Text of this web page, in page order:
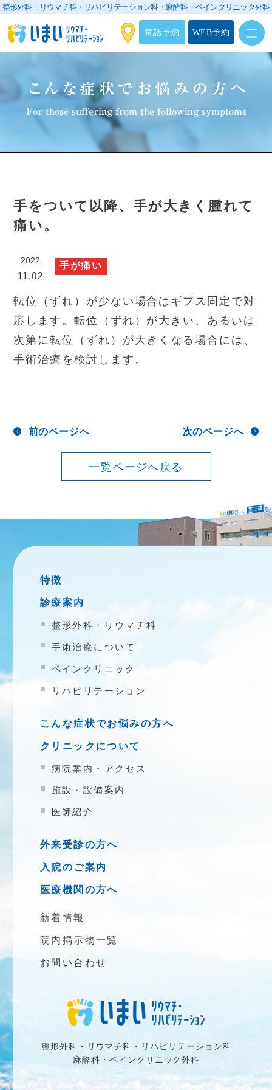
整形外科・リウマチ科・リハビリテーション科・ 麻酔科・ペインクリニック外科
電話予約 WEB予約
こんな症状でお悩みの方へ
For those suffering from the following symptoms
手をついて以降、手が大きく腫れて
痛い。
2022
11.02
手が痛い
転位（ずれ）が少ない場合はギプス固定で対
応します。転位（ずれ）が大きい、あるいは
次第に転位（ずれ）が大きくなる場合には、
手術治療を検討します。
前のページへ 次のページへ
一覧ページへ戻る
整形外科・リウマチ科・リハビリテーション科
麻酔科・ペインクリニック外科
特徴
診療案内
整形外科・リウマチ科
手術治療について
ペインクリニック
リハビリテーション
こんな症状でお悩みの方へ
クリニックについて
病院案内・アクセス
施設・設備案内
医師紹介
外来受診の方へ
入院のご案内
医療機関の方へ
新着情報
院内掲示物一覧
お問い合わせ